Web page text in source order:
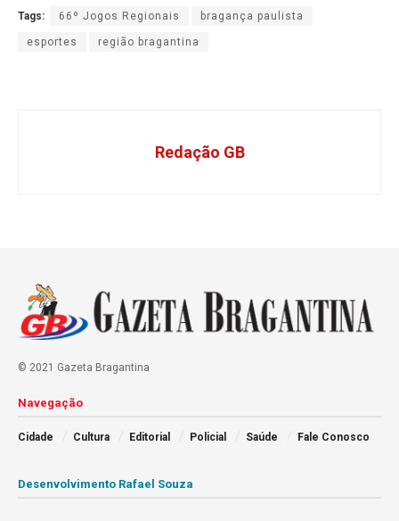
Tags: 66º Jogos Regionais bragança paulista
esportes região bragantina
Redação GB
© 2021 Gazeta Bragantina
Navegação
Cidade Cultura Editorial Policial Saúde Fale Conosco
Desenvolvimento Rafael Souza